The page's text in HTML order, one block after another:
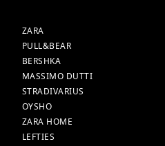
ZNAČKY
ZARA
PULL&BEAR
BERSHKA
MASSIMO DUTTI
STRADIVARIUS
OYSHO
ZARA HOME
LEFTIES